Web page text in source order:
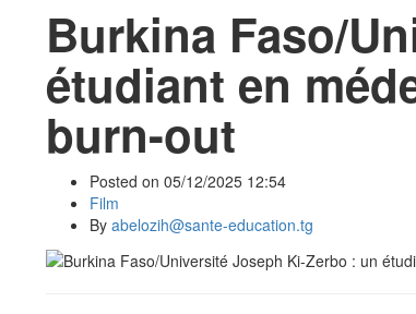
Burkina Faso/
étudiant en
burn-out
Posted on 05/12/2025 12:54
Film
By abelozih@sante-education.tg